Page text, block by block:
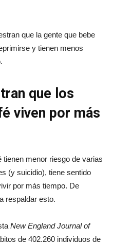
que la gente que bebe
y tienen menos
que los
viven por más
tienen menor riesgo de varias
(y suicidio), tiene sentido
por más tiempo. De
respaldar esto.
New England Journal of
de 402.260 individuos de